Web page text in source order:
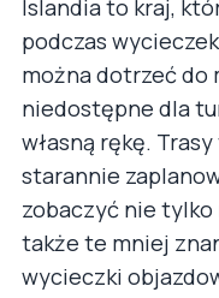
Islandia to kraj,
podczas
można dotrzeć do
niedostępne dla
własną rękę.
starannie
zobaczyć nie
także te mniej
wycieczki